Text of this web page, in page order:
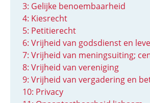
3: Gelijke benoembaar­heid
4: Kiesrecht
5: Petitierecht
6: Vrijheid van godsdienst en
7: Vrijheid van meningsuiting;
8: Vrijheid van vereniging
9: Vrijheid van vergadering en
10: Privacy